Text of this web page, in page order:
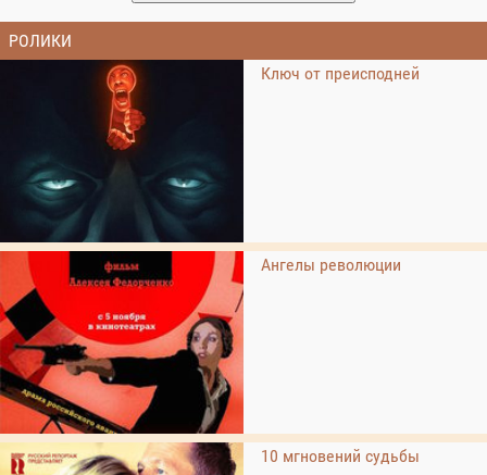
РОЛИКИ
Ключ от преисподней
Ангелы революции
10 мгновений судьбы